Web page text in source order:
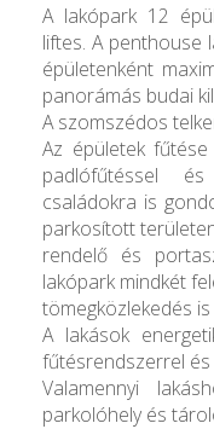
A lakópark 12
liftes. A penthouse
épületenként
panorámás budai
A szomszédos
Az épületek
padlófűtéssel
családokra is
parkosított
rendelő és
lakópark mindkét
tömegközlekedés
A lakások
fűtésrendszerrel és
Valamennyi
parkolóhely és